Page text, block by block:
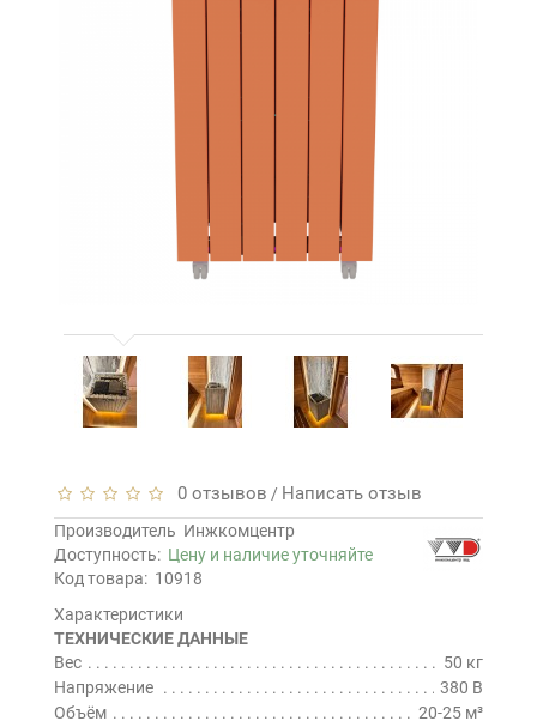
0 отзывов / Написать отзыв
Производитель Инжкомцентр
Доступность: Цену и наличие уточняйте
Код товара: 10918
Характеристики
ТЕХНИЧЕСКИЕ ДАННЫЕ
Вес
50 кг
Напряжение
380 В
Объём
20-25 м³